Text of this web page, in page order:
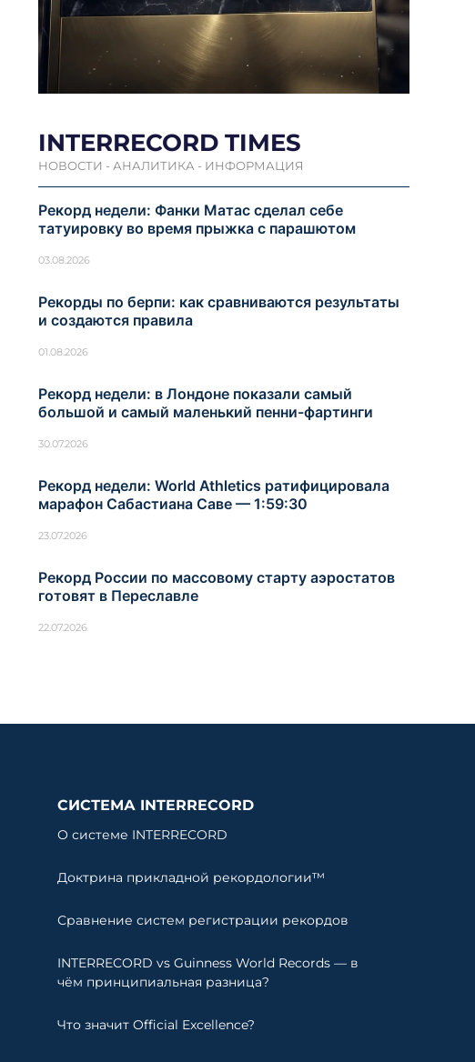
INTERRECORD TIMES
НОВОСТИ - АНАЛИТИКА - ИНФОРМАЦИЯ
Рекорд недели: Фанки Матас сделал себе
татуировку во время прыжка с парашютом
03.08.2026
Рекорды по берпи: как сравниваются результаты
и создаются правила
01.08.2026
Рекорд недели: в Лондоне показали самый
большой и самый маленький пенни-фартинги
30.07.2026
Рекорд недели: World Athletics ратифицировала
марафон Сабастиана Саве — 1:59:30
23.07.2026
Рекорд России по массовому старту аэростатов
готовят в Переславле
22.07.2026
СИСТЕМА INTERRECORD
О системе INTERRECORD
Доктрина прикладной рекордологии™
Сравнение систем регистрации рекордов
INTERRECORD vs Guinness World Records — в
чём принципиальная разница?
Что значит Official Excellence?